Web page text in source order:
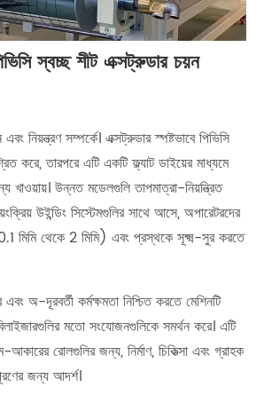
স্বচ্ছ শীট এক্সট্রুডার চয়ন
নিয়ন্ত্রণ সম্পর্কে। এক্সট্রুডার স্পষ্টভাবে পিভিসি
করে, তারপরে এটি একটি ফ্ল্যাট ডাইয়ের মাধ্যমে
খাওয়ায়। উন্নত মডেলগুলি তাপমাত্রা-নিয়ন্ত্রিত
উইন্ডিং সিস্টেমগুলির সাথে আসে, অপারেটরদের
মিমি থেকে 2 মিমি) এবং প্রস্থকে সূক্ষ্ম-সুর করতে
অ-দূরবর্তী কর্মক্ষমতা নিশ্চিত করতে মেশিনটি
মতো সংযোজনগুলিকে সমর্থন করে। এটি
আকারের রোলগুলির জন্য, নির্মাণ, চিকিত্সা এবং গ্রাহক
জন্য আদর্শ।